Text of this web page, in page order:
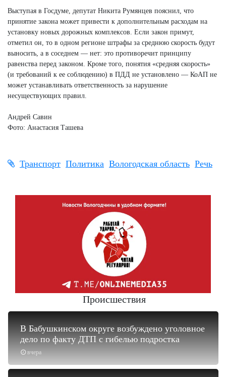
Выступая в Госдуме, депутат Никита Румянцев пояснил, что
принятие закона может привести к дополнительным расходам на
установку новых дорожных комплексов. Если закон примут,
отметил он, то в одном регионе штрафы за среднюю скорость будут
выносить, а в соседнем — нет: это противоречит принципу
равенства перед законом. Кроме того, понятия «средняя скорость»
(и требований к ее соблюдению) в ПДД не установлено — КоАП не
может устанавливать ответственность за нарушение
несуществующих правил.
Андрей Савин
Фото: Анастасия Ташева
Транспорт Политика Вологодская область Речь
Происшествия
вчера
В Бабушкинском округе возбуждено уголовное
дело по факту ДТП с гибелью подростка